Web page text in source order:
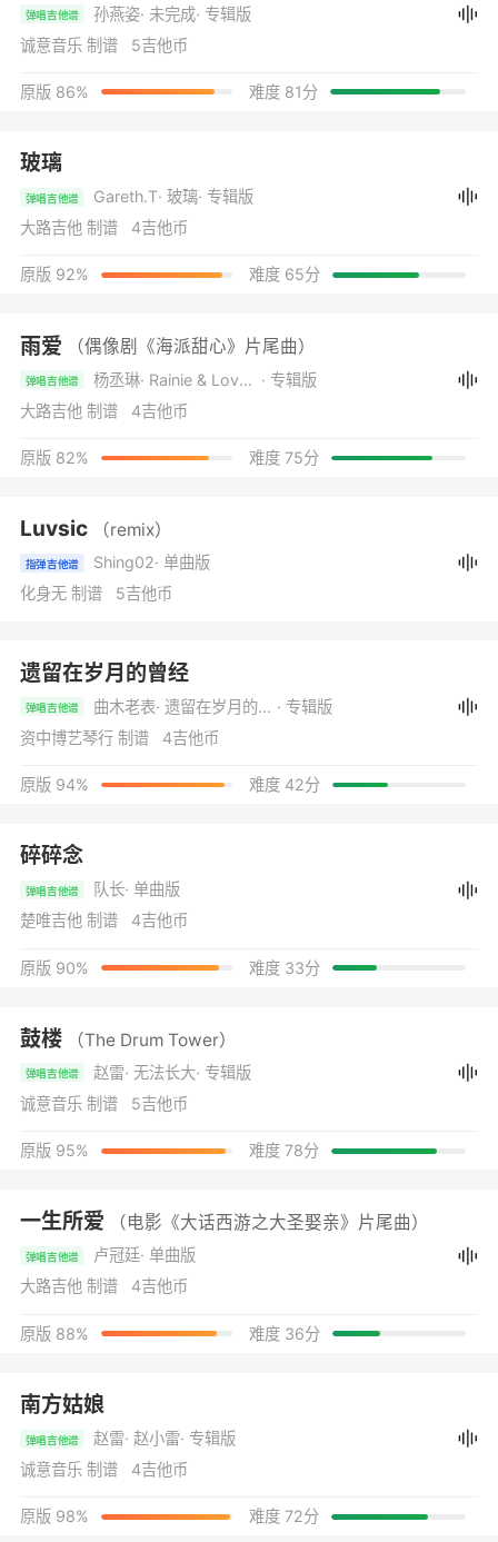
弹唱吉他谱 孙燕姿· 未完成· 专辑版
诚意音乐 制谱 5吉他币
原版 86% 难度 81分
玻璃
弹唱吉他谱 Gareth.T· 玻璃· 专辑版
大路吉他 制谱 4吉他币
原版 92% 难度 65分
雨爱 （偶像剧《海派甜心》片尾曲）
弹唱吉他谱 杨丞琳 · Rainie & Love 雨爱 · 专辑版
大路吉他 制谱 4吉他币
原版 82% 难度 75分
Luvsic （remix）
指弹吉他谱 Shing02· 单曲版
化身无 制谱 5吉他币
遗留在岁月的曾经
弹唱吉他谱 曲木老表 · 遗留在岁月的曾经 · 专辑版
资中博艺琴行 制谱 4吉他币
原版 94% 难度 42分
碎碎念
弹唱吉他谱 队长· 单曲版
楚唯吉他 制谱 4吉他币
原版 90% 难度 33分
鼓楼 （The Drum Tower）
弹唱吉他谱 赵雷· 无法长大· 专辑版
诚意音乐 制谱 5吉他币
原版 95% 难度 78分
一生所爱 （电影《大话西游之大圣娶亲》片尾曲）
弹唱吉他谱 卢冠廷· 单曲版
大路吉他 制谱 4吉他币
原版 88% 难度 36分
南方姑娘
弹唱吉他谱 赵雷· 赵小雷· 专辑版
诚意音乐 制谱 4吉他币
原版 98% 难度 72分